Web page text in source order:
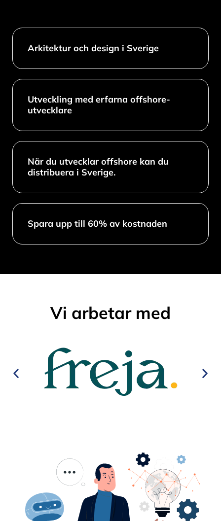
Arkitektur och design i Sverige​
Utveckling med erfarna offshore-
utvecklare
När du utvecklar offshore kan du
distribuera i Sverige.
Spara upp till 60% av kostnaden
Vi arbetar med